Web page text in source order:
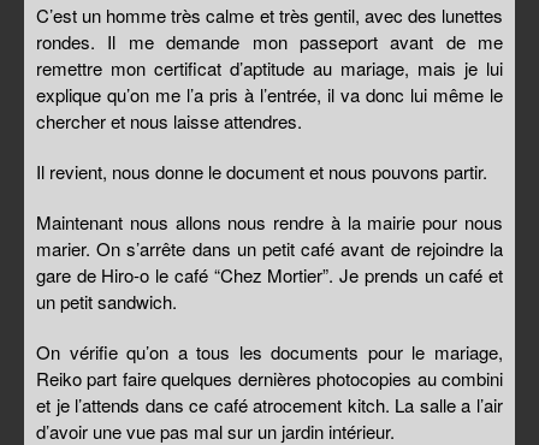
C’est un homme très calme et très gentil, avec des lunettes
rondes. Il me demande mon passeport avant de me
remettre mon certificat d’aptitude au mariage, mais je lui
explique qu’on me l’a pris à l’entrée, il va donc lui même le
chercher et nous laisse attendres.
Il revient, nous donne le document et nous pouvons partir.
Maintenant nous allons nous rendre à la mairie pour nous
marier. On s’arrête dans un petit café avant de rejoindre la
gare de Hiro-o le café “Chez Mortier”. Je prends un café et
un petit sandwich.
On vérifie qu’on a tous les documents pour le mariage,
Reiko part faire quelques dernières photocopies au combini
et je l’attends dans ce café atrocement kitch. La salle a l’air
d’avoir une vue pas mal sur un jardin intérieur.